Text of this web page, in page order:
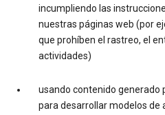
incumpliendo las
nuestras páginas web (por
que prohíben el rastreo, el
actividades)
usando contenido generado
para desarrollar modelos de